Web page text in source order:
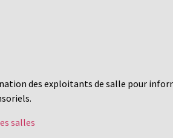
des exploitants de salle pour
salles